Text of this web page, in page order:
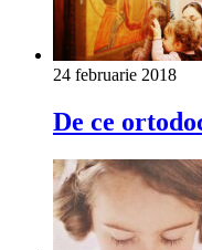
24 februarie 2018
De ce